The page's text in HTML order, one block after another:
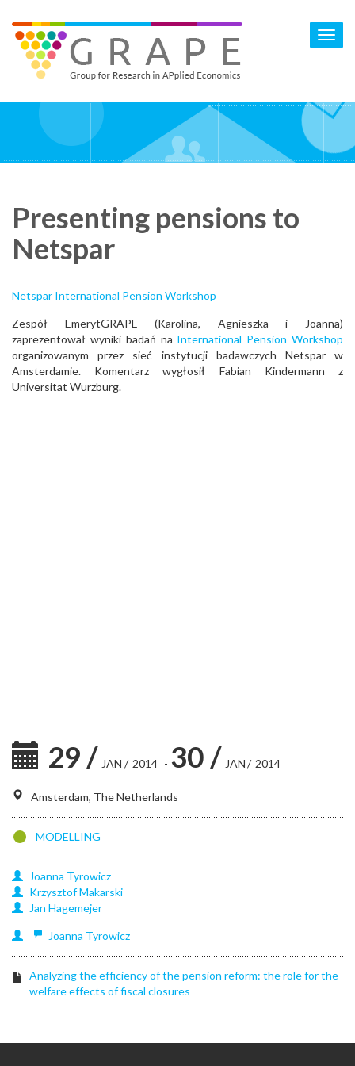
main
content
Presenting pensions to
Netspar
Netspar International Pension Workshop
Zespół EmerytGRAPE (Karolina, Agnieszka i Joanna)
zaprezentował wyniki badań na International Pension Workshop
organizowanym przez sieć instytucji badawczych Netspar w
Amsterdamie. Komentarz wygłosił Fabian Kindermann z
Universitat Wurzburg.
29 / JAN / 2014 - 30 / JAN/ 2014
Amsterdam, The Netherlands
MODELLING
Joanna Tyrowicz
KrzysztofMakarski
Jan Hagemejer
Joanna Tyrowicz
Analyzing the efficiency of the pension reform: the role for the
welfare effects of fiscal closures